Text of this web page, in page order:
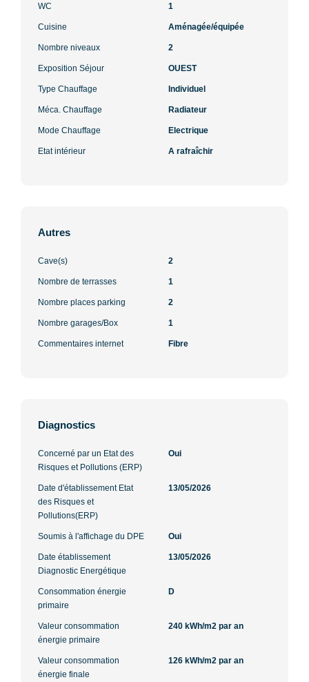
WC 1
Cuisine Aménagée/équipée
Nombre niveaux 2
Exposition Séjour OUEST
Type Chauffage Individuel
Méca. Chauffage Radiateur
Mode Chauffage Electrique
Etat intérieur A rafraîchir
Autres
Cave(s) 2
Nombre de terrasses 1
Nombre places parking 2
Nombre garages/Box 1
Commentaires internet Fibre
Diagnostics
Concerné par un Etat des
Risques et Pollutions (ERP)
Oui
Date d'établissement Etat
des Risques et
Pollutions(ERP)
13/05/2026
Soumis à l'affichage du DPE Oui
Date établissement
Diagnostic Energétique
13/05/2026
Consommation énergie
primaire
D
Valeur consommation
énergie primaire
240 kWh/m2 par an
Valeur consommation
énergie finale
126 kWh/m2 par an